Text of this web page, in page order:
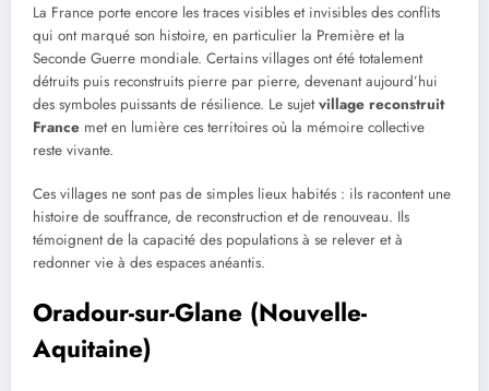
La France porte encore les traces visibles et invisibles des conflits
qui ont marqué son histoire, en particulier la Première et la
Seconde Guerre mondiale. Certains villages ont été totalement
détruits puis reconstruits pierre par pierre, devenant aujourd’hui
des symboles puissants de résilience. Le sujetvillage reconstruit
France met en lumière ces territoires où la mémoire collective
reste vivante.
Ces villages ne sont pas de simples lieux habités : ils racontent une
histoire de souffrance, de reconstruction et de renouveau. Ils
témoignent de la capacité des populations à se relever et à
redonner vie à des espaces anéantis.
Oradour-sur-Glane (Nouvelle-
Aquitaine)